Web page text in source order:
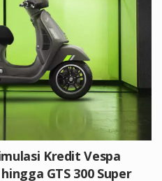
Kredit Vespa
GTS 300 Super